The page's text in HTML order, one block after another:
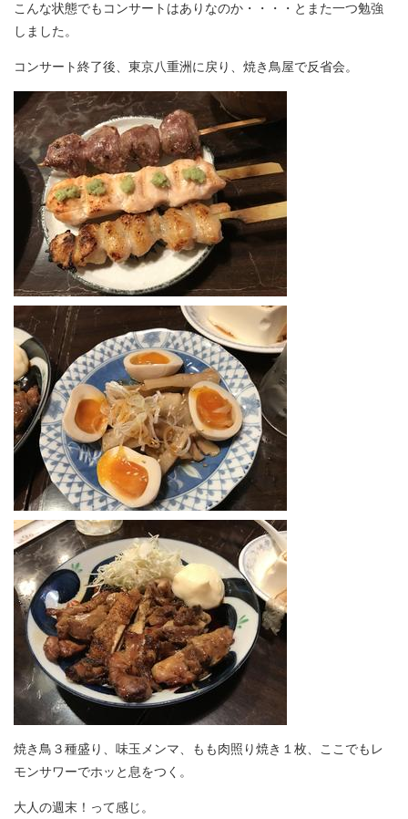
こんな状態でもコンサートはありなのか・・・・とまた一つ勉強
しました。
コンサート終了後、東京八重洲に戻り、焼き鳥屋で反省会。
焼き鳥３種盛り、味玉メンマ、もも肉照り焼き１枚、ここでもレ
モンサワーでホッと息をつく。
大人の週末！って感じ。